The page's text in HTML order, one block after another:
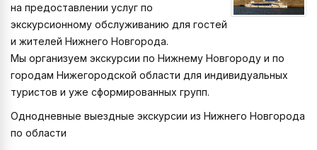
на предоставлении услуг по
экскурсионному обслуживанию для гостей
и жителей Нижнего Новгорода.
Мы организуем экскурсии по Нижнему Новгороду и по
городам Нижегородской области для индивидуальных
туристов и уже сформированных групп.
Однодневные выездные экскурсии из Нижнего Новгорода
по области